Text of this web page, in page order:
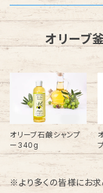
オリーブ
オリーブ石鹸シャンプ
ー340g
※より多くの皆様にお求